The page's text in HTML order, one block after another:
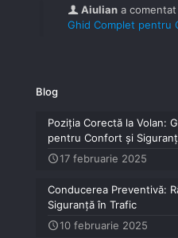
Aiulian a comentat
Ghid Complet pentru
Blog
Poziția Corectă la Volan:
pentru Confort și
17 februarie 2025
Conducerea Preventivă:
Siguranță în Trafic
10 februarie 2025